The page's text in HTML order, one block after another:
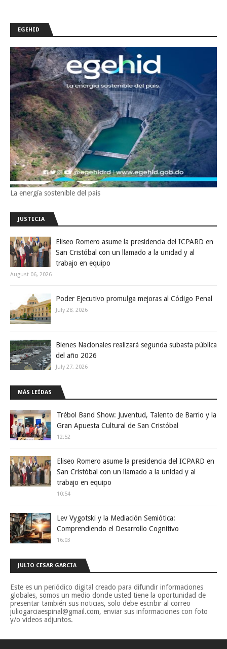
EGEHID
La energía sostenible del pais
JUSTICIA
Eliseo Romero asume la presidencia del ICPARD en
San Cristóbal con un llamado a la unidad y al
trabajo en equipo
August 06, 2026
Poder Ejecutivo promulga mejoras al Código Penal
July 28, 2026
Bienes Nacionales realizará segunda subasta pública
del año 2026
July 27, 2026
MÁS LEÍDAS
Trébol Band Show: Juventud, Talento de Barrio y la
Gran Apuesta Cultural de San Cristóbal
12:52
Eliseo Romero asume la presidencia del ICPARD en
San Cristóbal con un llamado a la unidad y al
trabajo en equipo
10:54
Lev Vygotski y la Mediación Semiótica:
Comprendiendo el Desarrollo Cognitivo
16:03
JULIO CESAR GARCIA
Este es un periódico digital creado para difundir informaciones
globales, somos un medio donde usted tiene la oportunidad de
presentar también sus noticias, solo debe escribir al correo
juliogarciaespinal@gmail.com, enviar sus informaciones con foto
y/o videos adjuntos.